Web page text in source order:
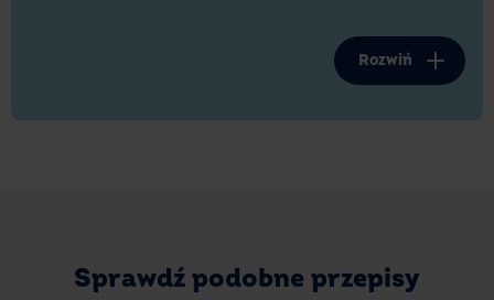
czy jeżyny. Dobrym pomysłem jest też dodanie do
niego truskawek, jagód czy wiśni. Wszystko zależy od
Tak naprawdę wybór owoców ogranicza jedynie
Rozwiń
Sprawdź podobne przepisy